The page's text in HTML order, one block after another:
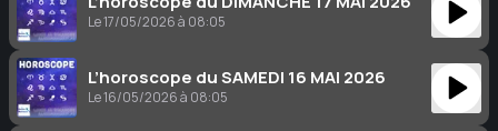
Le 17/05/2026 à 08:05
L’horoscope du SAMEDI 16 MAI 2026
Le 16/05/2026 à 08:05